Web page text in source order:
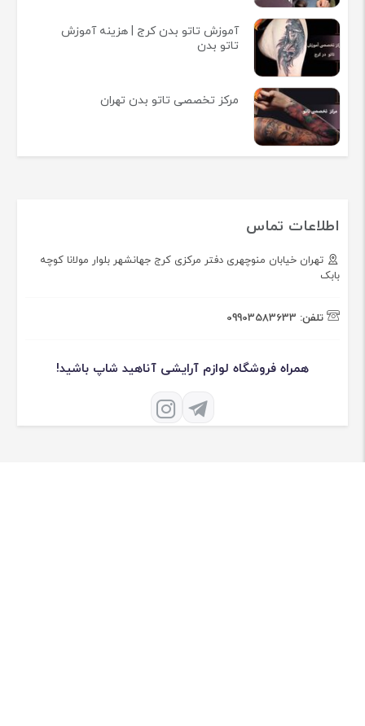
آموزش تاتو بدن کرج | هزینه آموزش
تاتو بدن
مرکز تخصصی تاتو بدن تهران
اطلاعات تماس
تهران خیابان منوچهری دفتر مرکزی کرج جهانشهر بلوار مولانا کوچه
بابک
تلفن: 09903583633
همراه فروشگاه لوازم آرایشی آناهید شاپ باشید!